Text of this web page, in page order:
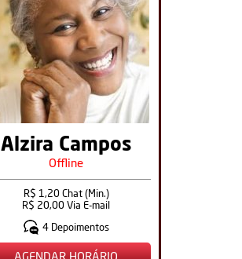
Alzira Campos
Offline
R$ 1,20 Chat (Min.)
R$ 20,00 Via E-mail
4 Depoimentos
AGENDAR HORÁRIO